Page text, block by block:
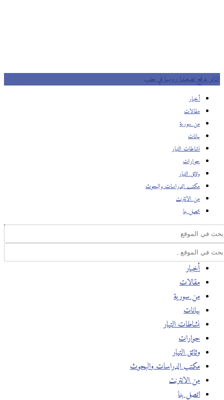
الناتو يتوقع تصعيدا روسيا في حلب
أخبار
مقالات
من سورية
بيانات
نشاطات التيار
حوارات
وثائق التيار
مكتب الدراسات والبحوث
من الانترنت
اتصل بنا
أخبار
مقالات
من سورية
بيانات
نشاطات التيار
حوارات
وثائق التيار
مكتب الدراسات والبحوث
من الانترنت
اتصل بنا